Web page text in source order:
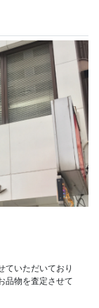
ていただいており
品物を査定させて